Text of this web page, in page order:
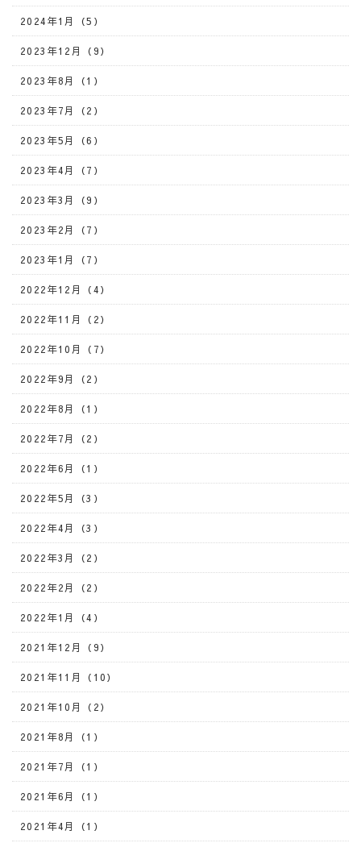
2024年1月（5）
2023年12月（9）
2023年8月（1）
2023年7月（2）
2023年5月（6）
2023年4月（7）
2023年3月（9）
2023年2月（7）
2023年1月（7）
2022年12月（4）
2022年11月（2）
2022年10月（7）
2022年9月（2）
2022年8月（1）
2022年7月（2）
2022年6月（1）
2022年5月（3）
2022年4月（3）
2022年3月（2）
2022年2月（2）
2022年1月（4）
2021年12月（9）
2021年11月（10）
2021年10月（2）
2021年8月（1）
2021年7月（1）
2021年6月（1）
2021年4月（1）